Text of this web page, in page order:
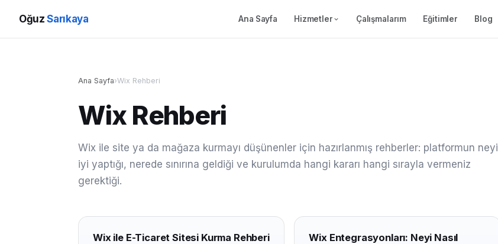
OğuzSarıkaya Ana Sayfa Hizmetler Çalışmalarım Eğitimler Blog
Ana Sayfa›Wix Rehberi
Wix Rehberi
Wix ile site ya da mağaza kurmayı düşünenler için hazırlanmış rehberler: platformun neyi
iyi yaptığı, nerede sınırına geldiği ve kurulumda hangi kararı hangi sırayla vermeniz
gerektiği.
Wix ile E-Ticaret Sitesi Kurma Rehberi
Wix Entegrasyonları: Neyi Nasıl